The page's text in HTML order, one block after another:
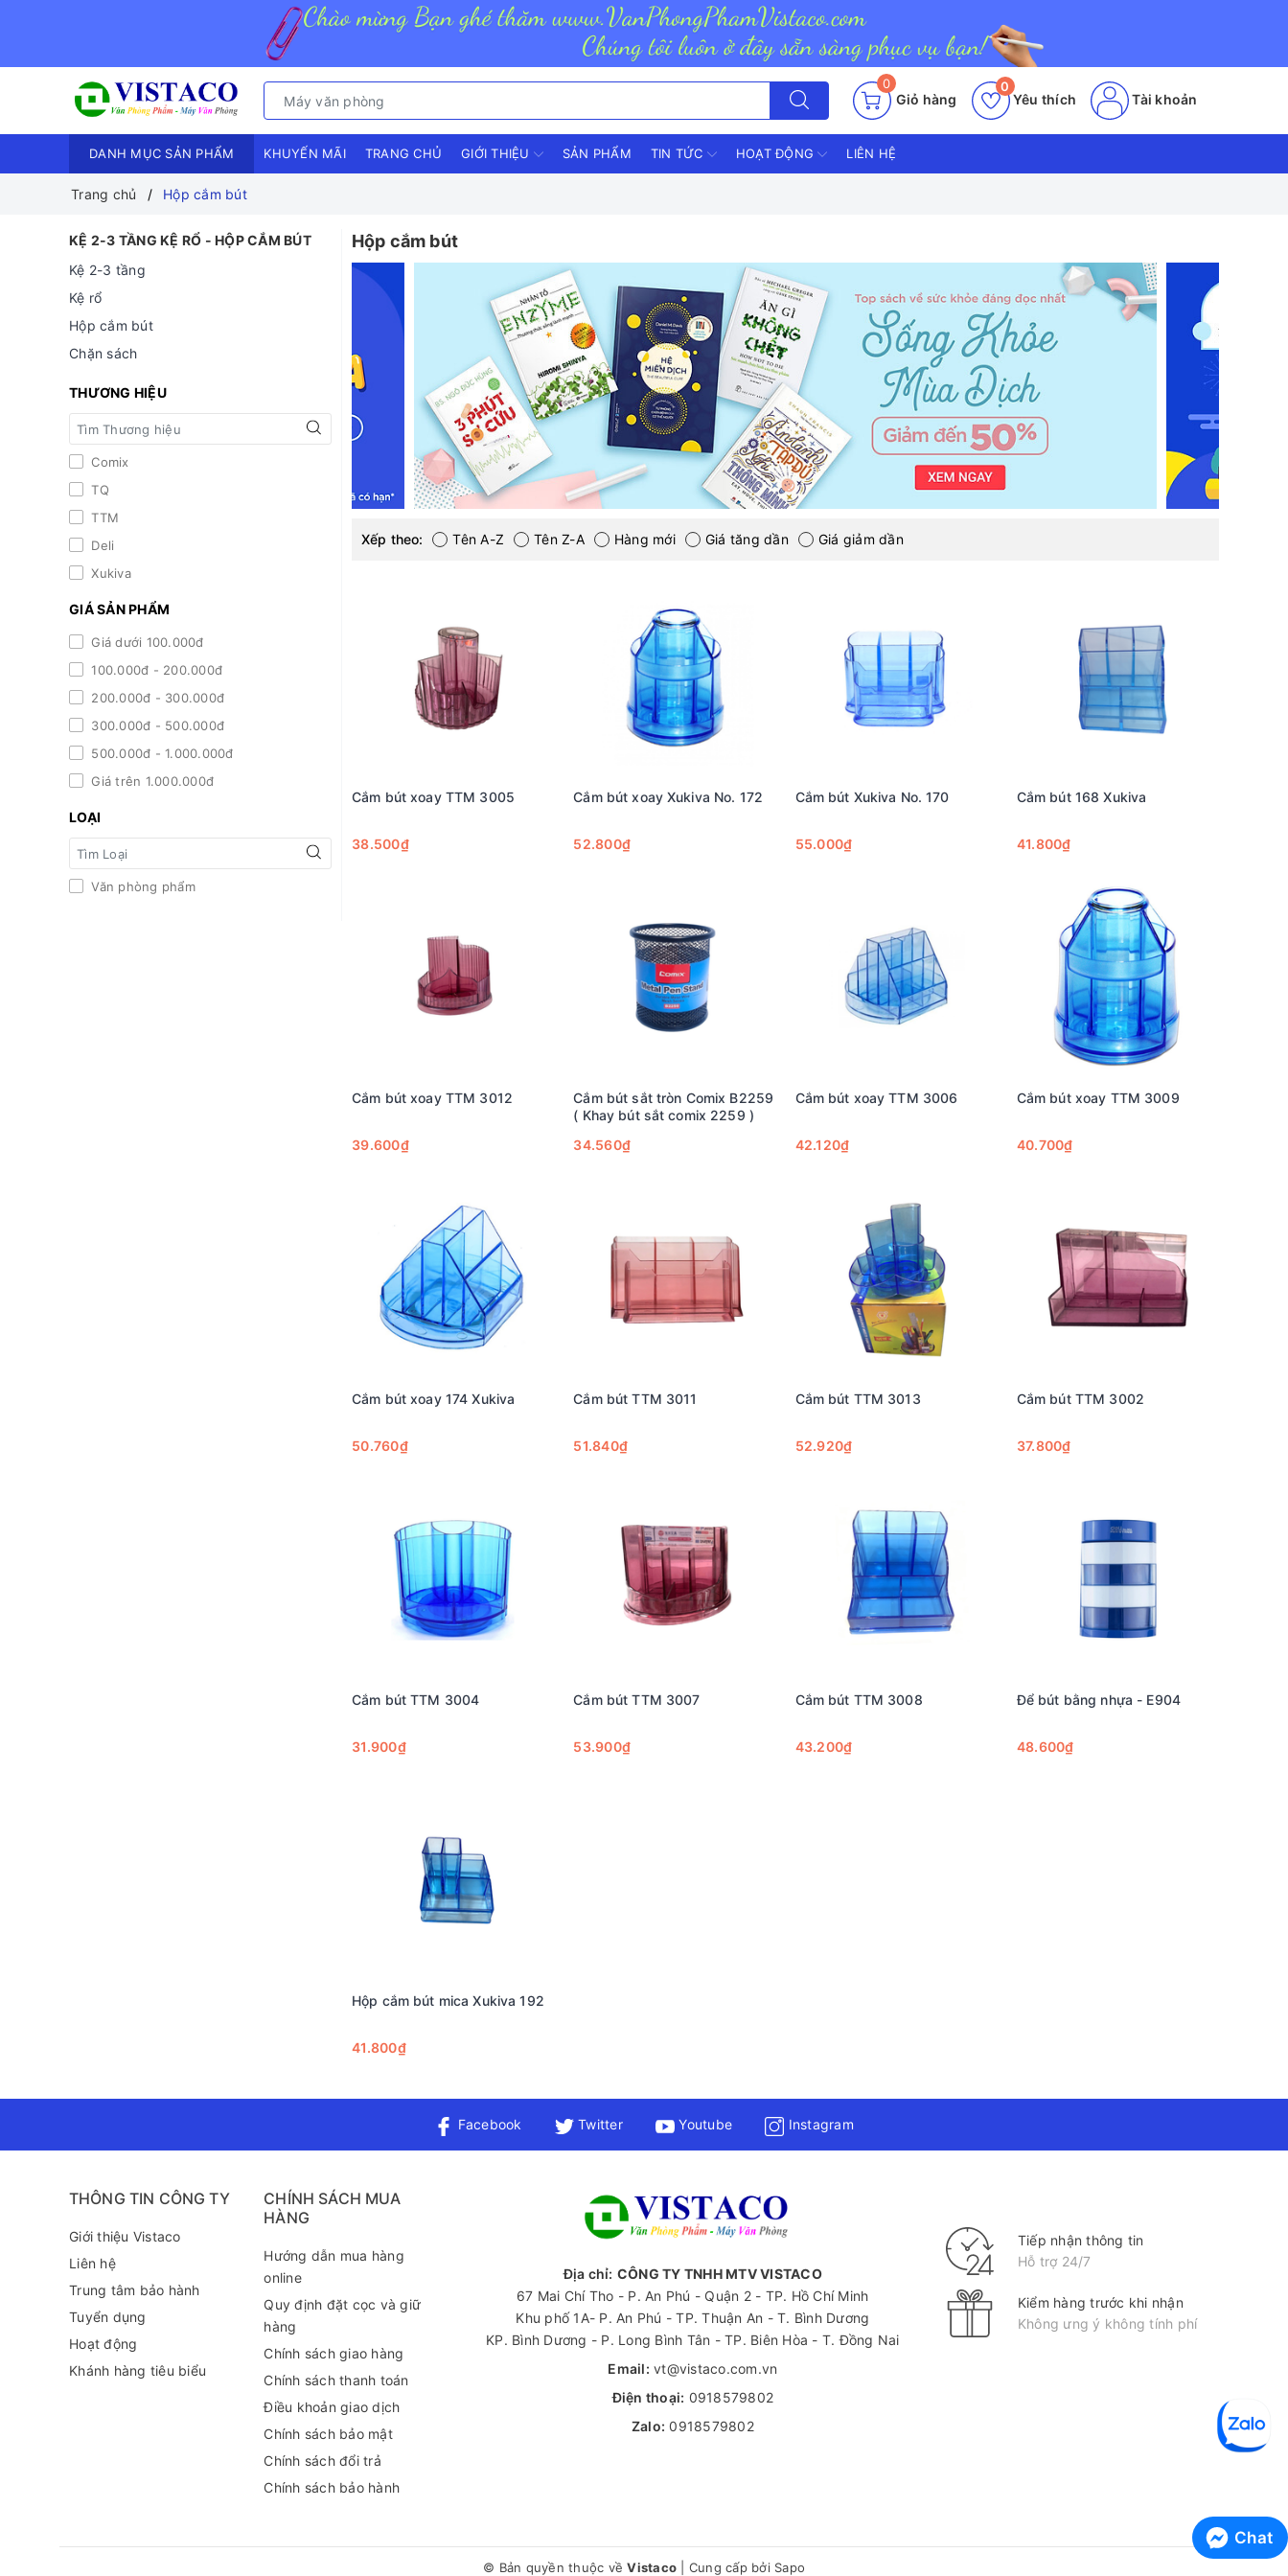
0
Giỏ hàng Yêu thích
0
Tài khoản
DANH MỤC SẢN PHẨM KHUYẾN MÃI TRANG CHỦ GIỚI THIỆU SẢN PHẨM TIN TỨC HOẠT ĐỘNG LIÊN HỆ
Trang chủ Hộp cắm bút
KỆ 2-3 TẦNG KỆ RỔ - HỘP CẮM BÚT
Kệ 2-3 tầng
Kệ rổ
Hộp cắm bút
Chặn sách
THƯƠNG HIỆU
Comix
TQ
TTM
Deli
Xukiva
GIÁ SẢN PHẨM
Giá dưới 100.000đ
100.000đ - 200.000đ
200.000đ - 300.000đ
300.000đ - 500.000đ
500.000đ - 1.000.000đ
Giá trên 1.000.000đ
LOẠI
Văn phòng phẩm
Hộp cắm bút
Xếp theo: Tên A-Z Tên Z-A Hàng mới Giá tăng dần Giá giảm dần
Cắm bút xoay TTM 3005
38.500₫
Cắm bút xoay Xukiva No. 172
52.800₫
Cắm bút Xukiva No. 170
55.000₫
Cắm bút 168 Xukiva
41.800₫
Cắm bút xoay TTM 3012
39.600₫
Cắm bút sắt tròn Comix B2259
( Khay bút sắt comix 2259 )
34.560₫
Cắm bút xoay TTM 3006
42.120₫
Cắm bút xoay TTM 3009
40.700₫
Cắm bút xoay 174 Xukiva
50.760₫
Cắm bút TTM 3011
51.840₫
Cắm bút TTM 3013
52.920₫
Cắm bút TTM 3002
37.800₫
Cắm bút TTM 3004
31.900₫
Cắm bút TTM 3007
53.900₫
Cắm bút TTM 3008
43.200₫
Để bút bằng nhựa - E904
48.600₫
Hộp cắm bút mica Xukiva 192
41.800₫
Facebook Twitter Youtube Instagram
THÔNG TIN CÔNG TY
Giới thiệu Vistaco
Liên hệ
Trung tâm bảo hành
Tuyển dụng
Hoạt động
Khánh hàng tiêu biểu
CHÍNH SÁCH MUA
HÀNG
Hướng dẫn mua hàng
online
Quy định đặt cọc và giữ
hàng
Chính sách giao hàng
Chính sách thanh toán
Điều khoản giao dịch
Chính sách bảo mật
Chính sách đổi trả
Chính sách bảo hành
Địa chỉ: CÔNG TY TNHH MTV VISTACO
67 Mai Chí Tho - P. An Phú - Quận 2 - TP. Hồ Chí Minh
Khu phố 1A- P. An Phú - TP. Thuận An - T. Bình Dương
KP. Bình Dương - P. Long Bình Tân - TP. Biên Hòa - T. Đồng Nai
Email: vt@vistaco.com.vn
Điện thoại: 0918579802
Zalo: 0918579802
Tiếp nhận thông tin
Hỗ trợ 24/7
Kiểm hàng trước khi nhận
Không ưng ý không tính phí
© Bản quyền thuộc vềVistaco Cung cấp bởi Sapo
Chat